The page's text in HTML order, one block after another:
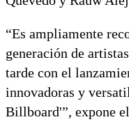
“Es ampliamente
generación de
tarde con el
innovadoras y
Billboard'”, expone